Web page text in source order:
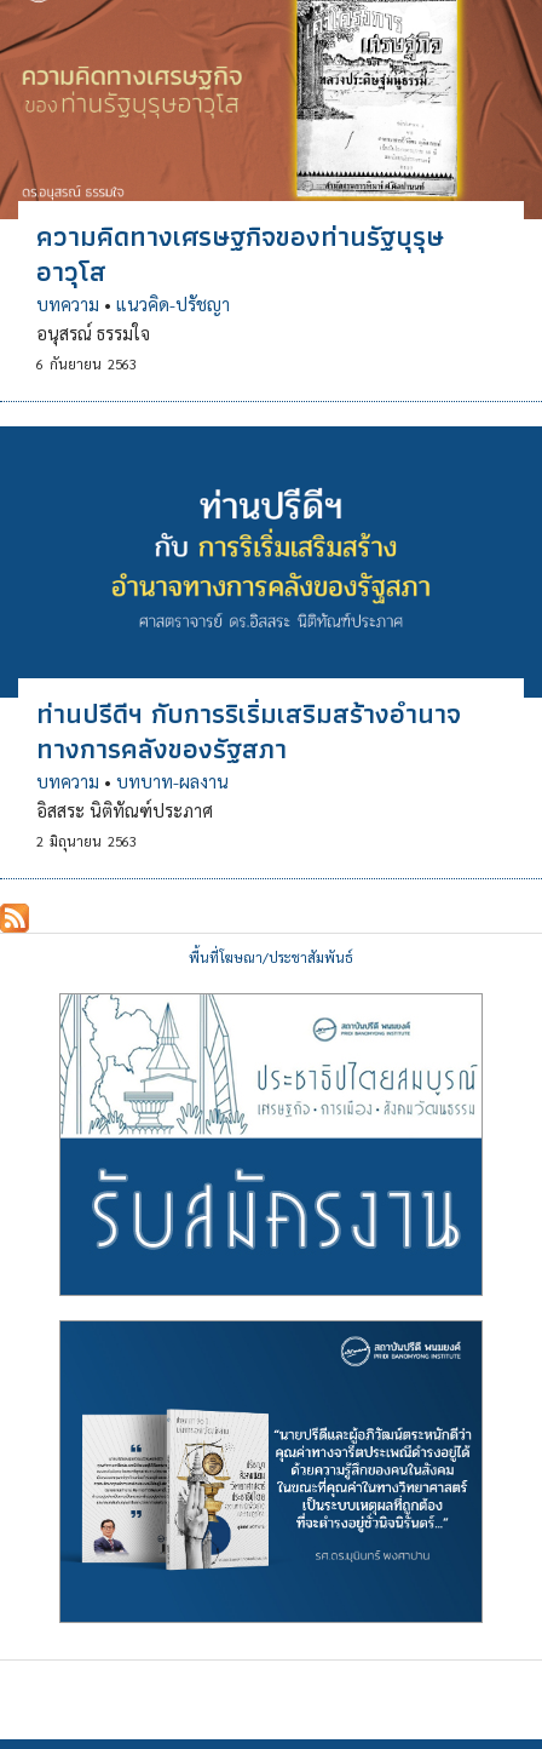
ความคิดทางเศรษฐกิจของท่านรัฐบุรุษ
อาวุโส
บทความ • แนวคิด-ปรัชญา
อนุสรณ์ ธรรมใจ
6 กันยายน 2563
ท่านปรีดีฯ กับการริเริ่มเสริมสร้างอำนาจ
ทางการคลังของรัฐสภา
บทความ • บทบาท-ผลงาน
อิสสระ นิติทัณฑ์ประภาศ
2 มิถุนายน 2563
พื้นที่โฆษณา/ประชาสัมพันธ์